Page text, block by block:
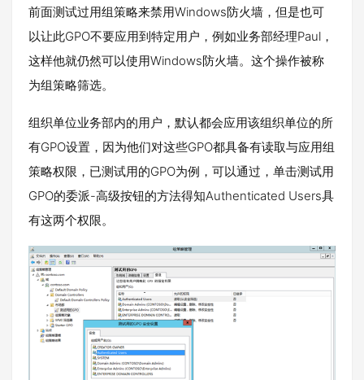
前面测试过用组策略来禁用Windows防火墙，但是也可
以让此GPO不要应用到特定用户，例如业务部经理Paul，
这样他就仍然可以使用Windows防火墙。这个操作被称
为组策略筛选。
组织单位业务部内的用户，默认都会应用该组织单位的所
有GPO设置，因为他们对这些GPO都具备有读取与应用组
策略权限，已测试用的GPO为例，可以通过，单击测试用
GPO的委派-高级按钮的方法得知Authenticated Users具
有这两个权限。